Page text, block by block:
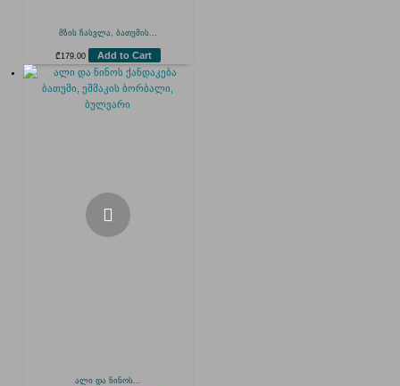
მზის ჩასვლა, ბათუმის...
₾179.00 Add to Cart
ალი და ნინოს...